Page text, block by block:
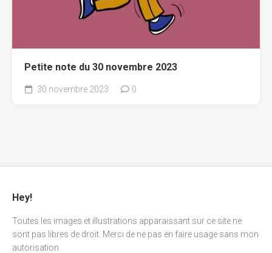
Petite note du 30 novembre 2023
30 novembre 2023 0
Hey!
Toutes les images et illustrations apparaissant sur ce site ne
sont pas libres de droit. Merci de ne pas en faire usage sans mon
autorisation.